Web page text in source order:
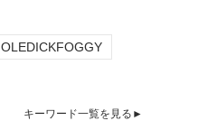
OLEDICKFOGGY
キーワード一覧を見る►